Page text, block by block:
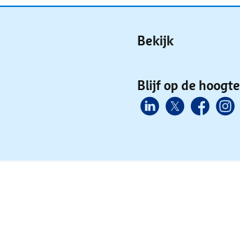
Bekijk
Blijf op de hoogte